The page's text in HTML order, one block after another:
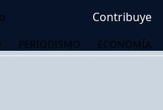
Contribuye
PERIODISMO ECONOMÍA